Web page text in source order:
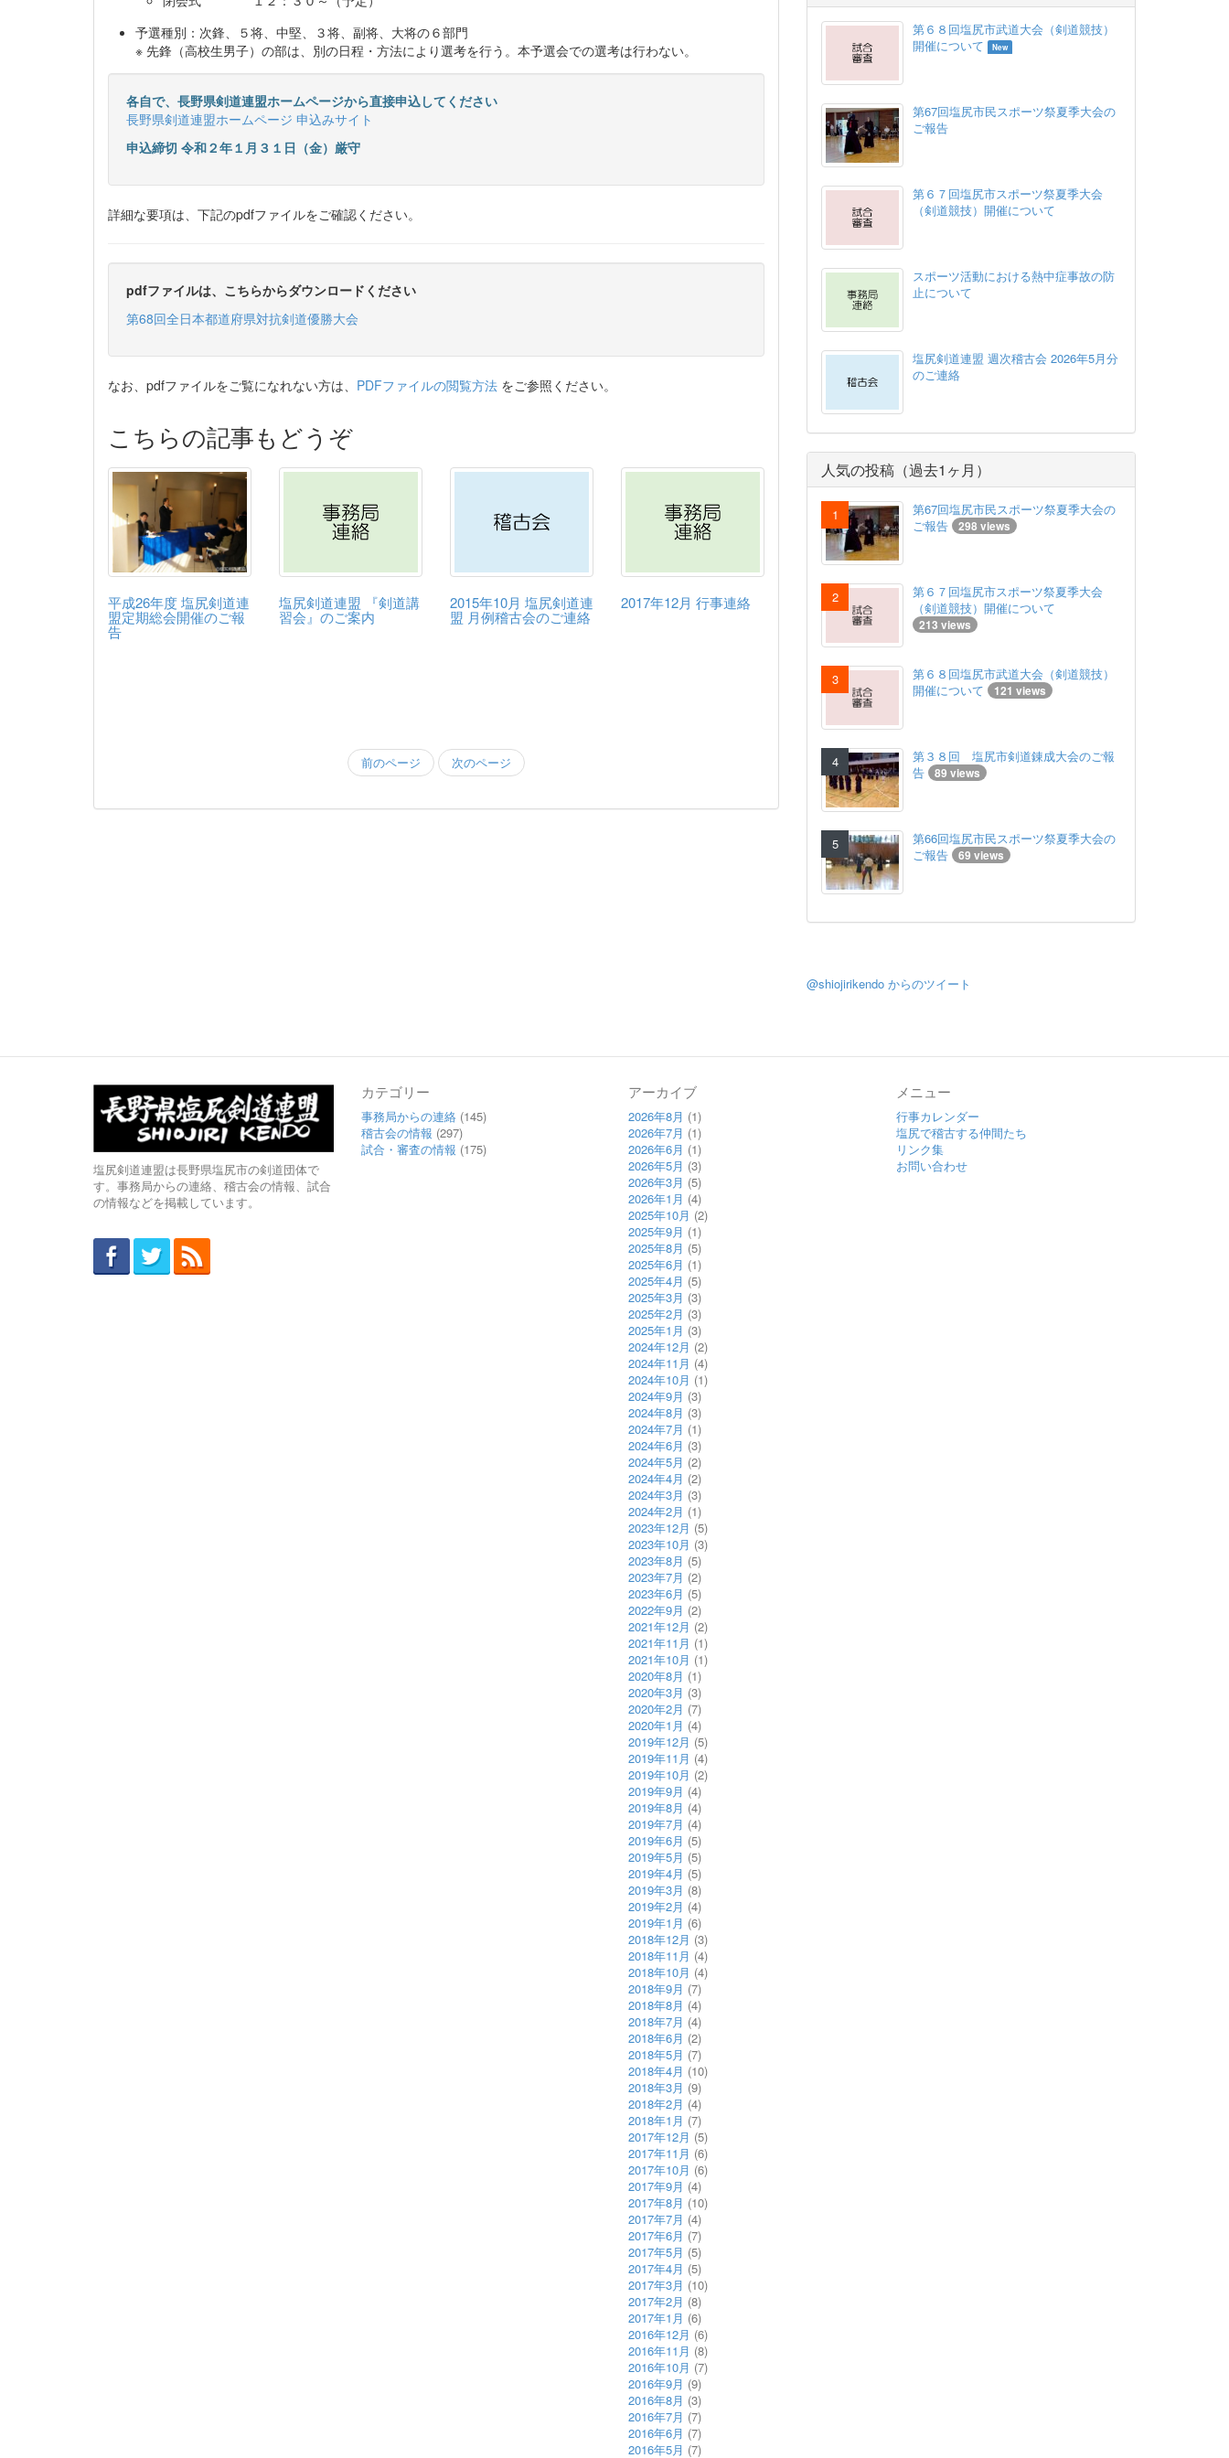
予選種別：次鋒、５将、中堅、３将、副将、大将の６部門
※ 先鋒（高校生男子）の部は、別の日程・方法により選考を行う。本予選会での選考は行わない。
各自で、長野県剣道連盟ホームページから直接申込してください
長野県剣道連盟ホームページ 申込みサイト
申込締切 令和２年１月３１日（金）厳守
詳細な要項は、下記のpdfファイルをご確認ください。
pdfファイルは、こちらからダウンロードください
第68回全日本都道府県対抗剣道優勝大会
なお、pdfファイルをご覧になれない方は、 PDFファイルの閲覧方法 をご参照ください。
こちらの記事もどうぞ
平成26年度 塩尻剣道連
盟定期総会開催のご報
告
塩尻剣道連盟 『剣道講
習会』のご案内
2015年10月 塩尻剣道連
盟 月例稽古会のご連絡
2017年12月 行事連絡
前のページ 次のページ
第６８回塩尻市武道大会（剣道競技）
開催について
New
第67回塩尻市民スポーツ祭夏季大会の
ご報告
第６７回塩尻市スポーツ祭夏季大会
（剣道競技）開催について
スポーツ活動における熱中症事故の防
止について
塩尻剣道連盟 週次稽古会 2026年5月分
のご連絡
人気の投稿（過去1ヶ月）
第67回塩尻市民スポーツ祭夏季大会の
ご報告
298 views
第６７回塩尻市スポーツ祭夏季大会
（剣道競技）開催について
213 views
第６８回塩尻市武道大会（剣道競技）
開催について
121 views
第３８回 塩尻市剣道錬成大会のご報
告
89 views
第66回塩尻市民スポーツ祭夏季大会の
ご報告
69 views
@shiojirikendo からのツイート
塩尻剣道連盟は長野県塩尻市の剣道団体で
す。事務局からの連絡、稽古会の情報、試合
の情報などを掲載しています。
カテゴリー
事務局からの連絡(145)
稽古会の情報 (297)
試合・審査の情報 (175)
アーカイブ
2026年8月 (1)
2026年7月 (1)
2026年6月 (1)
2026年5月 (3)
2026年3月 (5)
2026年1月 (4)
2025年10月 (2)
2025年9月 (1)
2025年8月 (5)
2025年6月 (1)
2025年4月 (5)
2025年3月 (3)
2025年2月 (3)
2025年1月 (3)
2024年12月 (2)
2024年11月 (4)
2024年10月 (1)
2024年9月 (3)
2024年8月 (3)
2024年7月 (1)
2024年6月 (3)
2024年5月 (2)
2024年4月 (2)
2024年3月 (3)
2024年2月 (1)
2023年12月 (5)
2023年10月 (3)
2023年8月 (5)
2023年7月 (2)
2023年6月 (5)
2022年9月 (2)
2021年12月 (2)
2021年11月 (1)
2021年10月 (1)
2020年8月 (1)
2020年3月 (3)
2020年2月 (7)
2020年1月 (4)
2019年12月 (5)
2019年11月 (4)
2019年10月 (2)
2019年9月 (4)
2019年8月 (4)
2019年7月 (4)
2019年6月 (5)
2019年5月 (5)
2019年4月 (5)
2019年3月 (8)
2019年2月 (4)
2019年1月 (6)
2018年12月 (3)
2018年11月 (4)
2018年10月 (4)
2018年9月 (7)
2018年8月 (4)
2018年7月 (4)
2018年6月 (2)
2018年5月 (7)
2018年4月 (10)
2018年3月 (9)
2018年2月 (4)
2018年1月 (7)
2017年12月 (5)
2017年11月 (6)
2017年10月 (6)
2017年9月 (4)
2017年8月 (10)
2017年7月 (4)
2017年6月 (7)
2017年5月 (5)
2017年4月 (5)
2017年3月 (10)
2017年2月 (8)
2017年1月 (6)
2016年12月 (6)
2016年11月 (8)
2016年10月 (7)
2016年9月 (9)
2016年8月 (3)
2016年7月 (7)
2016年6月 (7)
2016年5月 (7)
メニュー
行事カレンダー
塩尻で稽古する仲間たち
リンク集
お問い合わせ